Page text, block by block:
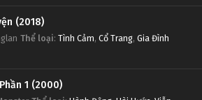
(2018)
Thể loại: Tình Cảm, Cổ Trang, Gia Đình
Vua Trò Chơi Phần 1 (2000)